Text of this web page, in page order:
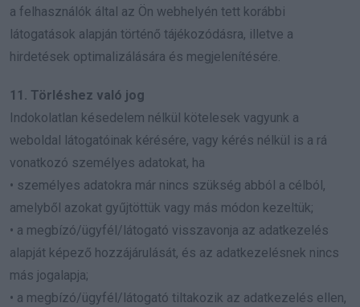
a felhasználók által az Ön webhelyén tett korábbi
látogatások alapján történő tájékozódásra, illetve a
hirdetések optimalizálására és megjelenítésére.
11. Törléshez való jog
Indokolatlan késedelem nélkül kötelesek vagyunk a
weboldal látogatóinak kérésére, vagy kérés nélkül is a rá
vonatkozó személyes adatokat, ha
• személyes adatokra már nincs szükség abból a célból,
amelyből azokat gyűjtöttük vagy más módon kezeltük;
• a megbízó/ügyfél/látogató visszavonja az adatkezelés
alapját képező hozzájárulását, és az adatkezelésnek nincs
más jogalapja;
• a megbízó/ügyfél/látogató tiltakozik az adatkezelés ellen,